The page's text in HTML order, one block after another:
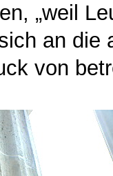
„weil
an die
von